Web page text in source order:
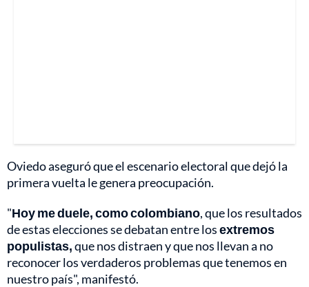
Oviedo aseguró que el escenario electoral que dejó la
primera vuelta le genera preocupación.
"Hoy me duele, como colombiano, que los resultados
de estas elecciones se debatan entre losextremos
populistas,que nos distraen y que nos llevan a no
reconocer los verdaderos problemas que tenemos en
nuestro país", manifestó.